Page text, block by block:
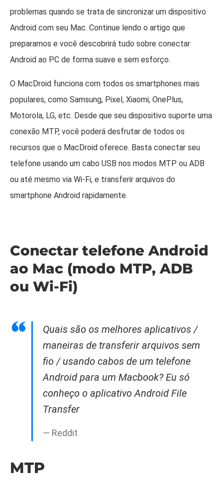
problemas quando se trata de sincronizar um dispositivo
Android com seu Mac. Continue lendo o artigo que
preparamos e você descobrirá tudo sobre conectar
Android ao PC de forma suave e sem esforço.
O MacDroid funciona com todos os smartphones mais
populares, como Samsung, Pixel, Xiaomi, OnePlus,
Motorola, LG, etc. Desde que seu dispositivo suporte uma
conexão MTP, você poderá desfrutar de todos os
recursos que o MacDroid oferece. Basta conectar seu
telefone usando um cabo USB nos modos MTP ou ADB
ou até mesmo via Wi-Fi, e transferir arquivos do
smartphone Android rapidamente.
Conectar telefone Android
ao Mac (modo MTP, ADB
ou Wi-Fi)
Quais são os melhores aplicativos /
maneiras de transferir arquivos sem
fio / usando cabos de um telefone
Android para um Macbook? Eu só
conheço o aplicativo Android File
Transfer
— Reddit
MTP